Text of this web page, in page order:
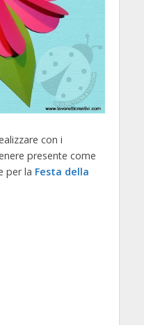
con i
presente come
per la Festa della